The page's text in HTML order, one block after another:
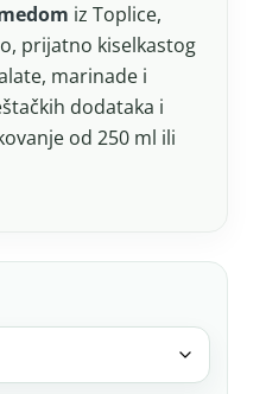
iz Toplice,
prijatno kiselkastog
marinade i
dodataka i
od 250 ml ili